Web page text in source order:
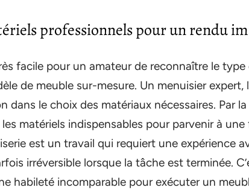
professionnels pour un rendu
facile pour un amateur de reconnaître le
de meuble sur-mesure. Un menuisier
dans le choix des matériaux nécessaires. Par
matériels indispensables pour parvenir à
est un travail qui requiert une expérience
irréversible lorsque la tâche est terminée.
habileté incomparable pour exécuter un